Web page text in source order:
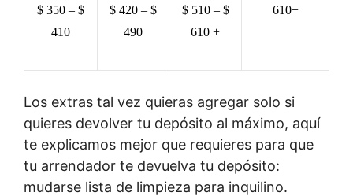
$ 350 – $
410
$ 420 – $
490
$ 510 – $
610 +
610+
Los extras tal vez quieras agregar solo si
quieres devolver tu depósito al máximo, aquí
te explicamos mejor que requieres para que
tu arrendador te devuelva tu depósito:
mudarse lista de limpieza para inquilino.